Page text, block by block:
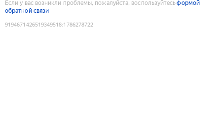
Если у вас возникли проблемы, пожалуйста, воспользуйтесьформой
обратной связи
9194671426519349518:1786278722